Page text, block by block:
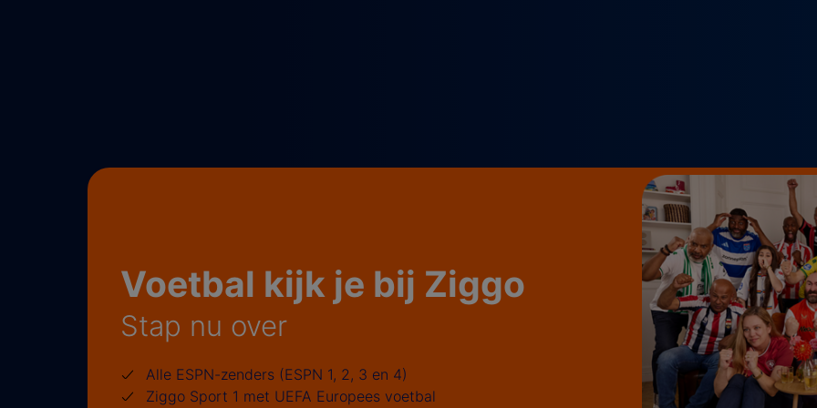
Voetbal kijk je bij Ziggo
Stap nu over
Alle ESPN-zenders (ESPN 1, 2, 3 en 4)
Ziggo Sport 1 met UEFA Europees voetbal